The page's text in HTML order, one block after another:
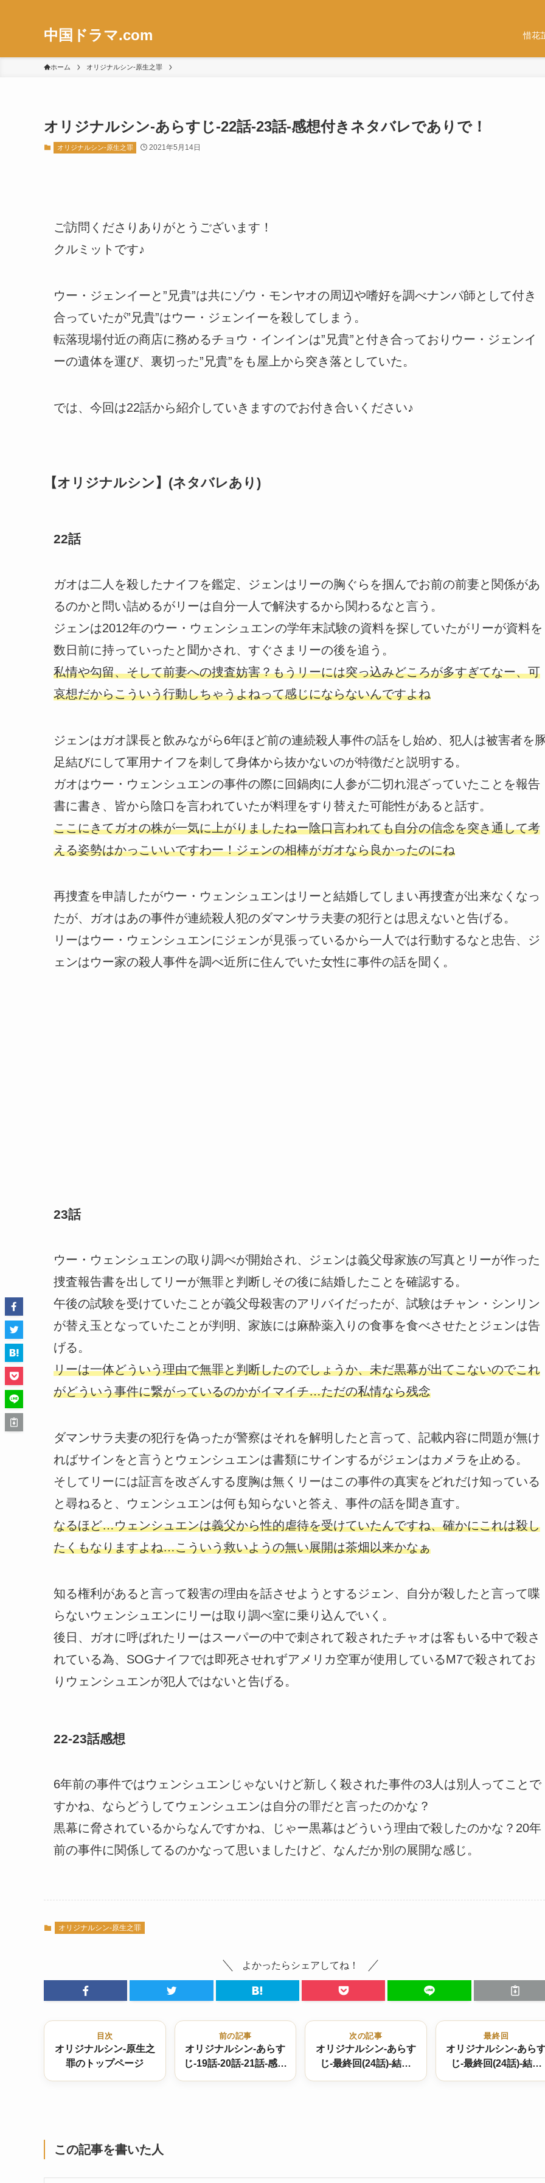
中国ドラマ.com 惜花
ホーム オリジナルシン-原生之罪
オリジナルシン-あらすじ-22話-23話-感想付きネタバレでありで！
オリジナルシン-原生之罪 2021年5月14日
ご訪問くださりありがとうございます！
クルミットです♪
ウー・ジェンイーと”兄貴”は共にゾウ・モンヤオの周辺や嗜好を調べナンパ師として付き
合っていたが”兄貴”はウー・ジェンイーを殺してしまう。
転落現場付近の商店に務めるチョウ・インインは”兄貴”と付き合っておりウー・ジェンイ
ーの遺体を運び、裏切った”兄貴”をも屋上から突き落としていた。
では、今回は22話から紹介していきますのでお付き合いください♪
【オリジナルシン】(ネタバレあり)
22話
ガオは二人を殺したナイフを鑑定、ジェンはリーの胸ぐらを掴んでお前の前妻と関係があ
るのかと問い詰めるがリーは自分一人で解決するから関わるなと言う。
ジェンは2012年のウー・ウェンシュエンの学年末試験の資料を探していたがリーが資料を
数日前に持っていったと聞かされ、すぐさまリーの後を追う。
私情や勾留、そして前妻への捜査妨害？もうリーには突っ込みどころが多すぎてなー、可
哀想だからこういう行動しちゃうよねって感じにならないんですよね
ジェンはガオ課長と飲みながら6年ほど前の連続殺人事件の話をし始め、犯人は被害者を
足結びにして軍用ナイフを刺して身体から抜かないのが特徴だと説明する。
ガオはウー・ウェンシュエンの事件の際に回鍋肉に人参が二切れ混ざっていたことを報告
書に書き、皆から陰口を言われていたが料理をすり替えた可能性があると話す。
ここにきてガオの株が一気に上がりましたねー陰口言われても自分の信念を突き通して考
える姿勢はかっこいいですわー！ジェンの相棒がガオなら良かったのにね
再捜査を申請したがウー・ウェンシュエンはリーと結婚してしまい再捜査が出来なくなっ
たが、ガオはあの事件が連続殺人犯のダマンサラ夫妻の犯行とは思えないと告げる。
リーはウー・ウェンシュエンにジェンが見張っているから一人では行動するなと忠告、ジ
ェンはウー家の殺人事件を調べ近所に住んでいた女性に事件の話を聞く。
23話
ウー・ウェンシュエンの取り調べが開始され、ジェンは義父母家族の写真とリーが作った
捜査報告書を出してリーが無罪と判断しその後に結婚したことを確認する。
午後の試験を受けていたことが義父母殺害のアリバイだったが、試験はチャン・シンリン
が替え玉となっていたことが判明、家族には麻酔薬入りの食事を食べさせたとジェンは告
げる。
リーは一体どういう理由で無罪と判断したのでしょうか、未だ黒幕が出てこないのでこれ
がどういう事件に繋がっているのかがイマイチ…ただの私情なら残念
ダマンサラ夫妻の犯行を偽ったが警察はそれを解明したと言って、記載内容に問題が無け
ればサインをと言うとウェンシュエンは書類にサインするがジェンはカメラを止める。
そしてリーには証言を改ざんする度胸は無くリーはこの事件の真実をどれだけ知っている
と尋ねると、ウェンシュエンは何も知らないと答え、事件の話を聞き直す。
なるほど…ウェンシュエンは義父から性的虐待を受けていたんですね、確かにこれは殺し
たくもなりますよね…こういう救いようの無い展開は茶畑以来かなぁ
知る権利があると言って殺害の理由を話させようとするジェン、自分が殺したと言って喋
らないウェンシュエンにリーは取り調べ室に乗り込んでいく。
後日、ガオに呼ばれたリーはスーパーの中で刺されて殺されたチャオは客もいる中で殺さ
れている為、SOGナイフでは即死させれずアメリカ空軍が使用しているM7で殺されてお
りウェンシュエンが犯人ではないと告げる。
22-23話感想
6年前の事件ではウェンシュエンじゃないけど新しく殺された事件の3人は別人ってことで
すかね、ならどうしてウェンシュエンは自分の罪だと言ったのかな？
黒幕に脅されているからなんですかね、じゃー黒幕はどういう理由で殺したのかな？20年
前の事件に関係してるのかなって思いましたけど、なんだか別の展開な感じ。
オリジナルシン-原生之罪
よかったらシェアしてね！
目次
オリジナルシン-原生之
罪のトップページ
前の記事
オリジナルシン-あらす
じ-19話-20話-21話-感想
次の記事
オリジナルシン-あらす
じ-最終回(24話)-結末
最終回
オリジナルシン-あら
じ-最終回(24話)-結末
この記事を書いた人